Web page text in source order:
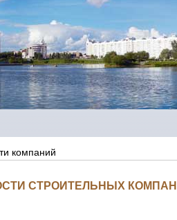
компаний
СТРОИТЕЛЬНЫХ